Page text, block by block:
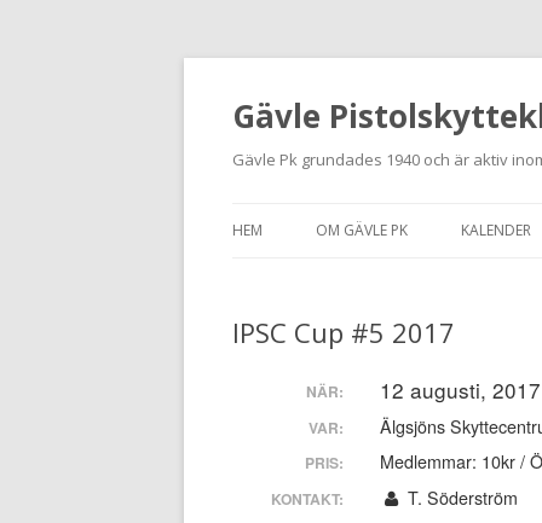
Gävle
Gävle Pk grundades 1940 och är aktiv
HEM OM GÄVLE PK
NYBÖRJARE
MEDLEMSANSÖKAN
KONTAKT
KALENDER
IPSC Cup #5 2017
NÄR: 12 augusti,
VAR: Älgsjöns
PRIS: Medlemmar: 10kr /
KONTAKT: T. Söderström